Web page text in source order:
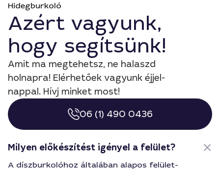
Hidegburkoló
Azért vagyunk,
hogy segítsünk!
Amit ma megtehetsz, ne halaszd
holnapra! Elérhetőek vagyunk éjjel-
nappal. Hívj minket most!
06 (1) 490 0436
Milyen előkészítést igényel a felület?
A díszburkolóhoz általában alapos felület-